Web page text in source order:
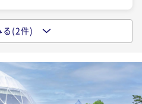
】【1泊2食付き】＜バリ
ランピングを楽しむ【グ
】「宿の日」
- 21:00 OUT10:00
ント即利用で
最大11％OFF
る(2件)